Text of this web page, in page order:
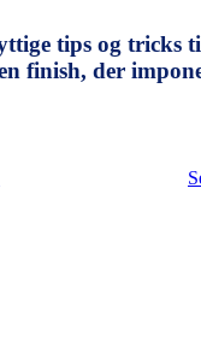
tips og tricks
finish, der